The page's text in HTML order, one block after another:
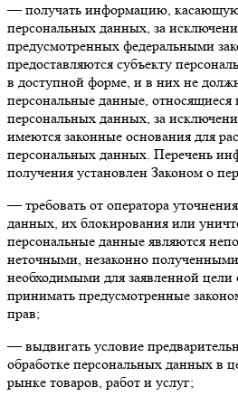
— получать информацию,
персональных данных, за
предусмотренных федеральными
предоставляются субъекту
в доступной форме, и в них не
персональные данные, относящиеся
персональных данных, за
имеются законные основания для
персональных данных. Перечень
получения установлен Законом о
— требовать от оператора
данных, их блокирования или
персональные данные являются
неточными, незаконно
необходимыми для заявленной цели
принимать предусмотренные
прав;
— выдвигать условие
обработке персональных данных в
рынке товаров, работ и услуг;